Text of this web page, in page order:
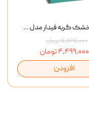
غذای خشک گربه فیدار مدل Adult وزن 10 کیلوگرم
۵,۵۲۵,۰۰۰ تومان
۴,۴۹۹,۰۰۰ تومان
افزودن